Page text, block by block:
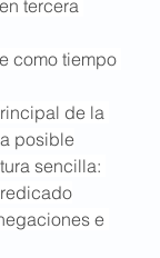
tercera
como tiempo
de la
posible
sencilla:
e